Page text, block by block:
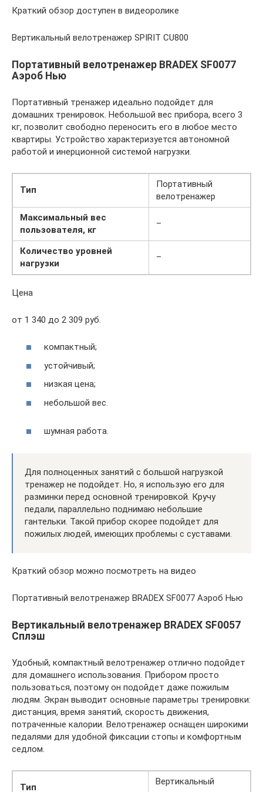
Краткий обзор доступен в видеоролике
Вертикальный велотренажер SPIRIT CU800
Портативный велотренажер BRADEX SF0077
Аэроб Нью
Портативный тренажер идеально подойдет для
домашних тренировок. Небольшой вес прибора, всего 3
кг, позволит свободно переносить его в любое место
квартиры. Устройство характеризуется автономной
работой и инерционной системой нагрузки.
Тип
Портативный
велотренажер
Максимальный вес
пользователя, кг
–
Количество уровней
нагрузки
–
Цена
от 1 340 до 2 309 руб.
компактный;
устойчивый;
низкая цена;
небольшой вес.
шумная работа.
Для полноценных занятий с большой нагрузкой
тренажер не подойдет. Но, я использую его для
разминки перед основной тренировкой. Кручу
педали, параллельно поднимаю небольшие
гантельки. Такой прибор скорее подойдет для
пожилых людей, имеющих проблемы с суставами.
Краткий обзор можно посмотреть на видео
Портативный велотренажер BRADEX SF0077 Аэроб Нью
Вертикальный велотренажер BRADEX SF0057
Сплэш
Удобный, компактный велотренажер отлично подойдет
для домашнего использования. Прибором просто
пользоваться, поэтому он подойдет даже пожилым
людям. Экран выводит основные параметры тренировки:
дистанция, время занятий, скорость движения,
потраченные калории. Велотренажер оснащен широкими
педалями для удобной фиксации стопы и комфортным
седлом.
Тип
Вертикальный